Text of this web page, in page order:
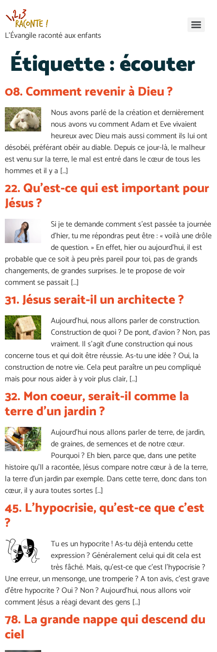
L’Évangile raconté aux enfants
Étiquette :écouter
08. Comment revenir à Dieu ?
Nous avons parlé de la création et dernièrement
nous avons vu comment Adam et Eve vivaient
heureux avec Dieu mais aussi comment ils lui ont
désobéi, préférant obéir au diable. Depuis ce jour-là, le malheur
est venu sur la terre, le mal est entré dans le cœur de tous les
hommes et il y a […]
22. Qu’est-ce qui est important pour
Jésus ?
Si je te demande comment s’est passée ta journée
d’hier, tu me répondras peut être : « voilà une drôle
de question. » En effet, hier ou aujourd’hui, il est
probable que ce soit à peu près pareil pour toi, pas de grands
changements, de grandes surprises. Je te propose de voir
comment se passait […]
31. Jésus serait-il un architecte ?
Aujourd’hui, nous allons parler de construction.
Construction de quoi ? De pont, d’avion ? Non, pas
vraiment. Il s’agit d’une construction qui nous
concerne tous et qui doit être réussie. As-tu une idée ? Oui, la
construction de notre vie. Cela peut paraître un peu compliqué
mais pour nous aider à y voir plus clair, […]
32. Mon coeur, serait-il comme la
terre d’un jardin ?
Aujourd’hui nous allons parler de terre, de jardin,
de graines, de semences et de notre cœur.
Pourquoi ? Eh bien, parce que, dans une petite
histoire qu’Il a racontée, Jésus compare notre cœur à de la terre,
la terre d’un jardin par exemple. Dans cette terre, donc dans ton
cœur, il y aura toutes sortes […]
45. L’hypocrisie, qu’est-ce que c’est
?
Tu es un hypocrite ! As-tu déjà entendu cette
expression ? Généralement celui qui dit cela est
très fâché. Mais, qu’est-ce que c’est l’hypocrisie ?
Une erreur, un mensonge, une tromperie ? A ton avis, c’est grave
d’être hypocrite ? Oui ? Non ? Aujourd’hui, nous allons voir
comment Jésus a réagi devant des gens […]
78. La grande nappe qui descend du
ciel